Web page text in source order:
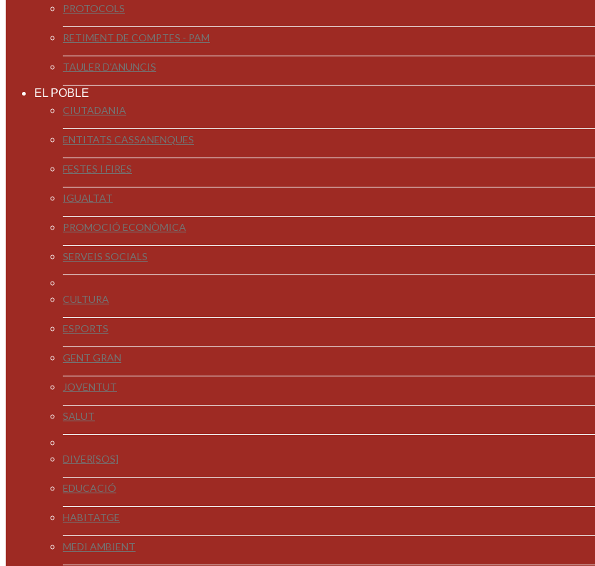
PROTOCOLS
RETIMENT DE COMPTES - PAM
TAULER D'ANUNCIS
EL POBLE
CIUTADANIA
ENTITATS CASSANENQUES
FESTES I FIRES
IGUALTAT
PROMOCIÓ ECONÒMICA
SERVEIS SOCIALS
CULTURA
ESPORTS
GENT GRAN
JOVENTUT
SALUT
DIVER[SOS]
EDUCACIÓ
HABITATGE
MEDI AMBIENT